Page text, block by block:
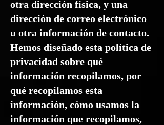
otra dirección física, y una
dirección de correo electrónico
u otra información de contacto.
Hemos diseñado esta política de
privacidad sobre qué
información recopilamos, por
qué recopilamos esta
información, cómo usamos la
información que recopilamos,